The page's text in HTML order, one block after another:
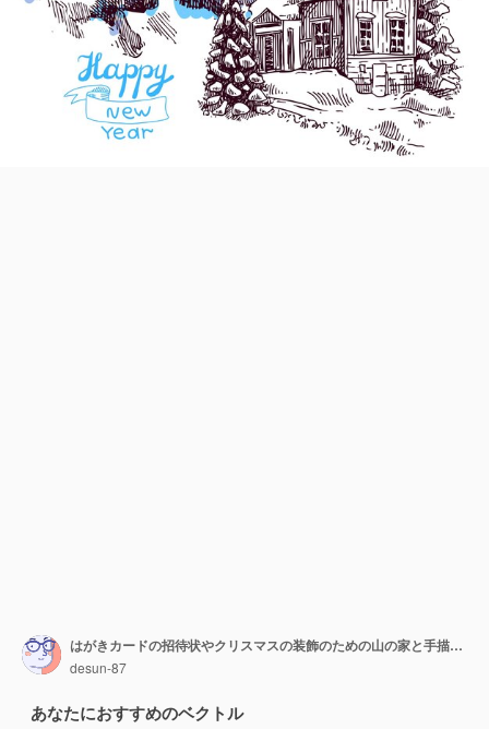
はがきカードの招待状やクリスマスの装飾のための山の家と手描きのスケッチイラストクリスマスの風景
desun-87
あなたにおすすめのベクトル